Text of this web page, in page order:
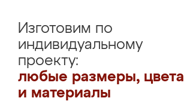
Изготовим по
индивидуальному
проекту:
любые размеры, цвета
и материалы